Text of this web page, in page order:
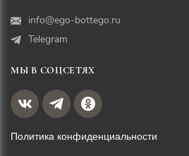
info@ego-bottego.ru
Telegram
МЫ В СОЦСЕТЯХ
Политика конфиденциальности